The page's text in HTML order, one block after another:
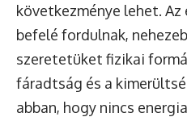
következménye lehet.
befelé fordulnak,
szeretetüket fizikai
fáradtság és a
abban, hogy nincs